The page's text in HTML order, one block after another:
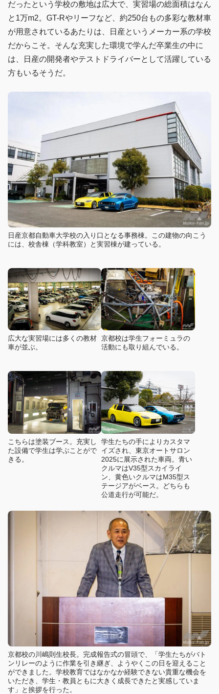
だったという学校の敷地は広大で、実習場の総面積はなん
と1万m2。GT-Rやリーフなど、約250台もの多彩な教材車
が用意されているあたりは、日産というメーカー系の学校
だからこそ。そんな充実した環境で学んだ卒業生の中に
は、日産の開発者やテストドライバーとして活躍している
方もいるそうだ。
日産京都自動車大学校の入り口となる事務棟。この建物の向こう
には、校舎棟（学科教室）と実習棟が建っている。
広大な実習場には多くの教材
車が並ぶ。
京都校は学生フォーミュラの
活動にも取り組んでいる。
こちらは塗装ブース。充実し
た設備で学生は学ぶことがで
きる。
学生たちの手によりカスタマ
イズされ、東京オートサロン
2025に展示された車両。青い
クルマはV35型スカイライ
ン、黄色いクルマはM35型ス
テージアがベース。どちらも
公道走行が可能だ。
京都校の川嶋則生校長。完成報告式の冒頭で、「学生たちがバト
ンリレーのように作業を引き継ぎ、ようやくこの日を迎えること
ができました。学校教育ではなかなか経験できない貴重な機会を
いただき、学生・教員ともに大きく成長できたと実感していま
す」と挨拶を行った。